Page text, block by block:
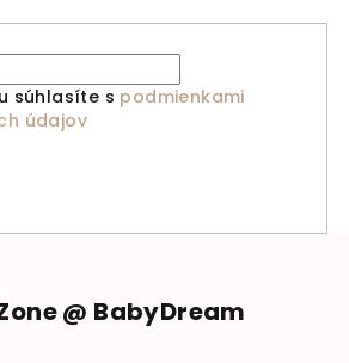
súhlasíte s podmienkami
údajov
@ BabyDream